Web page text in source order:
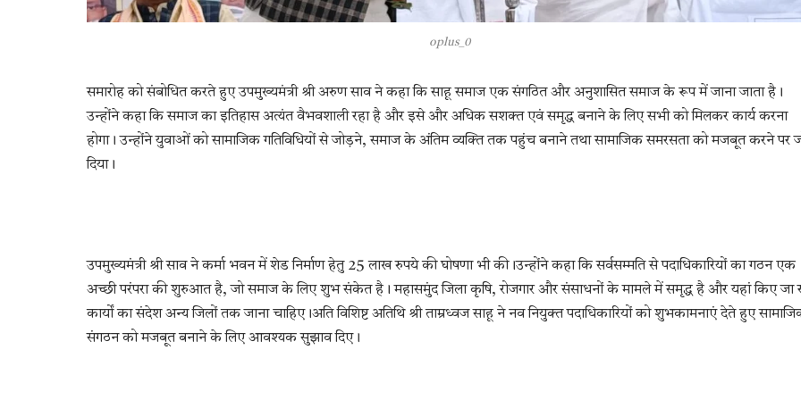
oplus_0
समारोह को संबोधित करते हुए उपमुख्यमंत्री श्री अरुण साव ने कहा कि साहू समाज एक संगठित और अनुशासित समाज के रूप में जाना जाता है।
उन्होंने कहा कि समाज का इतिहास अत्यंत वैभवशाली रहा है और इसे और अधिक सशक्त एवं समृद्ध बनाने के लिए सभी को मिलकर कार्य करना
होगा। उन्होंने युवाओं को सामाजिक गतिविधियों से जोड़ने, समाज के अंतिम व्यक्ति तक पहुंच बनाने तथा सामाजिक समरसता को मजबूत करने पर
दिया।
उपमुख्यमंत्री श्री साव ने कर्मा भवन में शेड निर्माण हेतु 25 लाख रुपये की घोषणा भी की।उन्होंने कहा कि सर्वसम्मति से पदाधिकारियों का गठन एक
अच्छी परंपरा की शुरुआत है, जो समाज के लिए शुभ संकेत है। महासमुंद जिला कृषि, रोजगार और संसाधनों के मामले में समृद्ध है और यहां किए जा
कार्यों का संदेश अन्य जिलों तक जाना चाहिए।अति विशिष्ट अतिथि श्री ताम्रध्वज साहू ने नव नियुक्त पदाधिकारियों को शुभकामनाएं देते हुए
संगठन को मजबूत बनाने के लिए आवश्यक सुझाव दिए।